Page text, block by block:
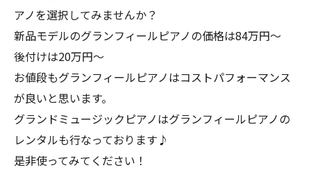
アノを選択してみませんか？
新品モデルのグランフィールピアノの価格は84万円〜
後付けは20万円〜
お値段もグランフィールピアノはコストパフォーマンス
が良いと思います。
グランドミュージックピアノはグランフィールピアノの
レンタルも行なっております♪
是非使ってみてください！